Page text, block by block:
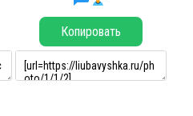
Копировать